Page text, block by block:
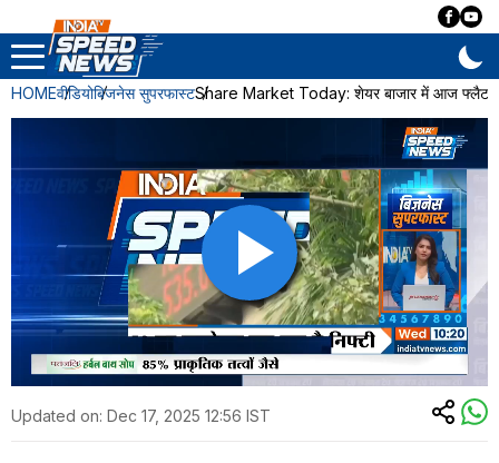
HOMEवीडियोबिजनेस सुपरफास्टShare Market Today: शेयर बाजार में आज फ्लैट
Updated on: Dec 17, 2025 12:56 IST